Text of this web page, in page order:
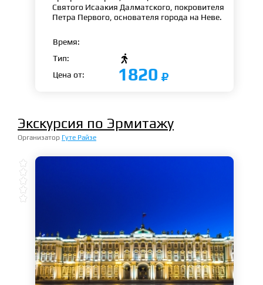
Святого Исаакия Далматского, покровителя
Петра Первого, основателя города на Неве.
Время:
Тип:

Цена от: 1820
Экскурсия по Эрмитажу
Организатор Гуте Райзе




